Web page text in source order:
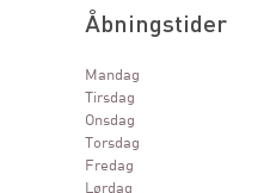
Åbningstider
Mandag
Tirsdag
Onsdag
Torsdag
Fredag
Lørdag